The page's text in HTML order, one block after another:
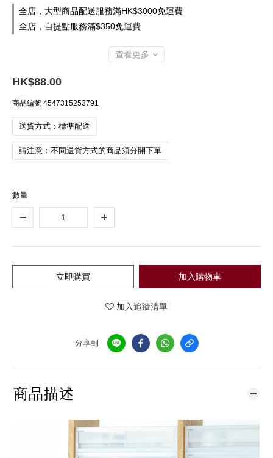
全店，大型商品配送服務滿HK$3000免運費
全店，自提點服務滿$350免運費
查看更多
HK$88.00
商品編號 4547315253791
送貨方式：標準配送
請注意：不同送貨方式的商品須分開下單
數量
加入購物車
立即購買
加入追蹤清單
分享到
商品描述